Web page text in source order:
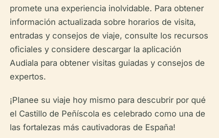
promete una experiencia inolvidable. Para obtener
información actualizada sobre horarios de visita,
entradas y consejos de viaje, consulte los recursos
oficiales y considere descargar la aplicación
Audiala para obtener visitas guiadas y consejos de
expertos.
¡Planee su viaje hoy mismo para descubrir por qué
el Castillo de Peñíscola es celebrado como una de
las fortalezas más cautivadoras de España!